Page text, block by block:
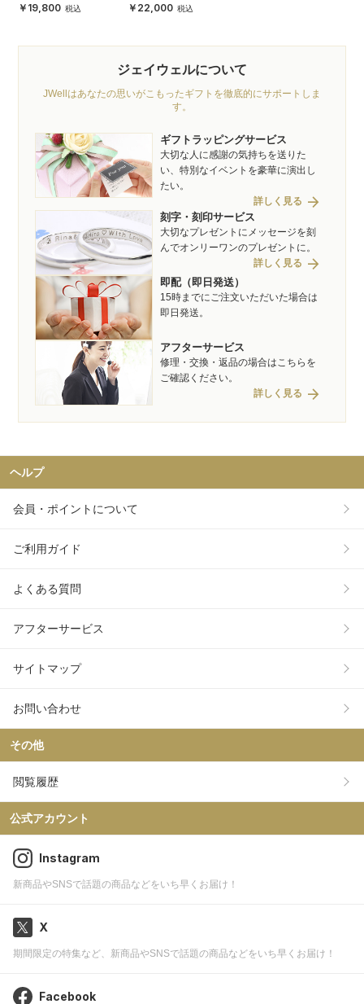
19,800 22,000
ジェイウェルについて
JWellはあなたの思いがこもったギフトを徹底的にサポートしま
す。
ギフトラッピングサービス
大切な人に感謝の気持ちを送りた
い、特別なイベントを豪華に演出し
たい。
詳しく見る arrow_forward
刻字・刻印サービス
大切なプレゼントにメッセージを刻
んでオンリーワンのプレゼントに。
詳しく見る arrow_forward
即配（即日発送）
15時までにご注文いただいた場合は
即日発送。
アフターサービス
修理・交換・返品の場合はこちらを
ご確認ください。
詳しく見る arrow_forward
ヘルプ
会員・ポイントについて
ご利用ガイド
よくある質問
アフターサービス
サイトマップ
お問い合わせ
その他
閲覧履歴
公式アカウント
Instagram
新商品やSNSで話題の商品などをいち早くお届け！
X
期間限定の特集など、新商品やSNSで話題の商品などをいち早くお届け！
Facebook